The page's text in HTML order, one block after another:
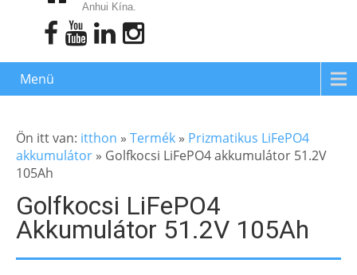
Anhui Kína.
Menü
Ön itt van: itthon » Termék » Prizmatikus LiFePO4
akkumulátor » Golfkocsi LiFePO4 akkumulátor 51.2V
105Ah
Golfkocsi LiFePO4
Akkumulátor 51.2V 105Ah